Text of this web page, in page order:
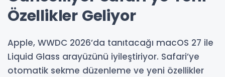
Özellikler Geliyor
Apple, WWDC 2026’da tanıtacağı macOS 27 ile
Liquid Glass arayüzünü iyileştiriyor. Safari’ye
otomatik sekme düzenleme ve yeni özellikler